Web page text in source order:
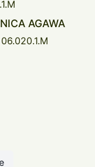
AGAWA
06.020.1.M